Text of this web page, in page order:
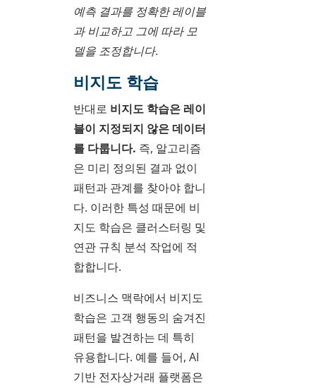
예측 결과를 정확한 레이블
과 비교하고 그에 따라 모
델을 조정합니다.
비지도 학습
반대로 비지도 학습은 레이
블이 지정되지 않은 데이터
를 다룹니다. 즉, 알고리즘
은 미리 정의된 결과 없이
패턴과 관계를 찾아야 합니
다. 이러한 특성 때문에 비
지도 학습은 클러스터링 및
연관 규칙 분석 작업에 적
합합니다.
비즈니스 맥락에서 비지도
학습은 고객 행동의 숨겨진
패턴을 발견하는 데 특히
유용합니다. 예를 들어, AI
기반 전자상거래 플랫폼은